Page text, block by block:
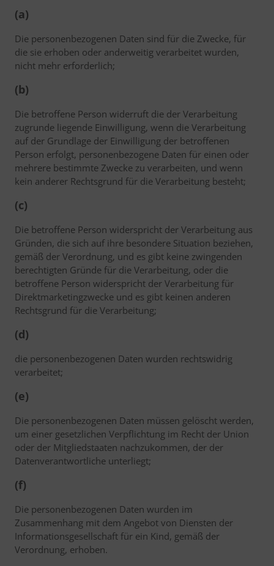
(a)
Die personenbezogenen Daten sind für die Zwecke, für
die sie erhoben oder anderweitig verarbeitet wurden,
nicht mehr erforderlich;
(b)
Die betroffene Person widerruft die der Verarbeitung
zugrunde liegende Einwilligung, wenn die Verarbeitung
auf der Grundlage der Einwilligung der betroffenen
Person erfolgt, personenbezogene Daten für einen oder
mehrere bestimmte Zwecke zu verarbeiten, und wenn
kein anderer Rechtsgrund für die Verarbeitung besteht;
(c)
Die betroffene Person widerspricht der Verarbeitung aus
Gründen, die sich auf ihre besondere Situation beziehen,
gemäß der Verordnung, und es gibt keine zwingenden
berechtigten Gründe für die Verarbeitung, oder die
betroffene Person widerspricht der Verarbeitung für
Direktmarketingzwecke und es gibt keinen anderen
Rechtsgrund für die Verarbeitung;
(d)
die personenbezogenen Daten wurden rechtswidrig
verarbeitet;
(e)
Die personenbezogenen Daten müssen gelöscht werden,
um einer gesetzlichen Verpflichtung im Recht der Union
oder der Mitgliedstaaten nachzukommen, der der
Datenverantwortliche unterliegt;
(f)
Die personenbezogenen Daten wurden im
Zusammenhang mit dem Angebot von Diensten der
Informationsgesellschaft für ein Kind, gemäß der
Verordnung, erhoben.